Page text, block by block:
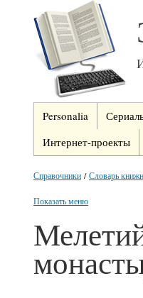
Personalia
Интернет-проекты
Справочники /Словарь
Показать меню